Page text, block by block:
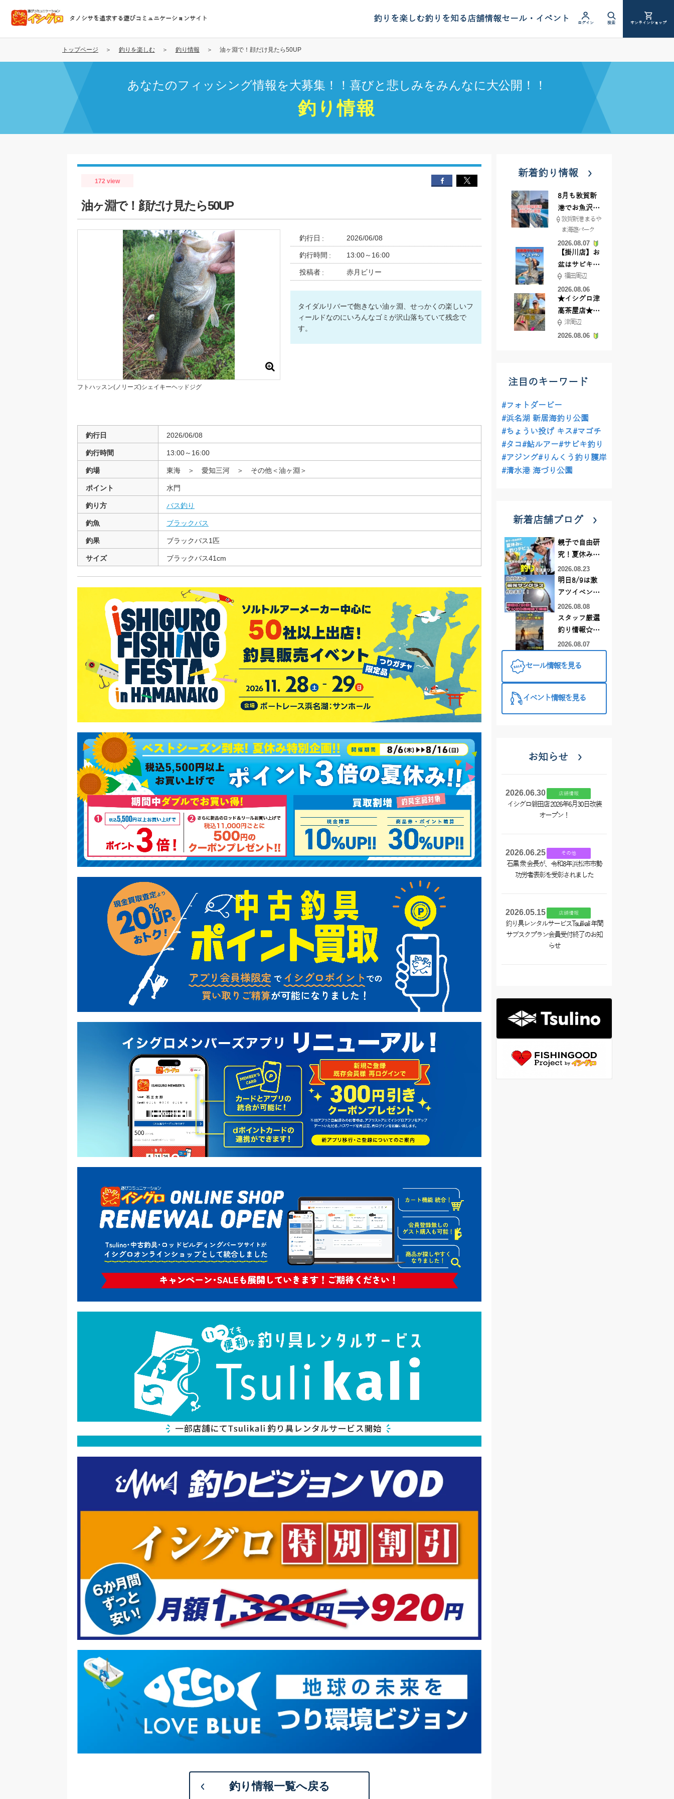
コ
テ
タノシサを追求する遊びコミュニケーションサイト 釣りを楽しむ釣りを知る店舗情報セール・イベント ログイン 検索 オンラインショップ
トップページ 釣りを楽しむ 釣り情報 油ヶ淵で！顔だけ見たら50UP
あなたのフィッシング情報を大募集！！喜びと悲しみをみんなに大公開！！
釣り情報
172 view
油ヶ淵で！顔だけ見たら50UP
フトハッスン(ノリーズ)シェイキーヘッドジグ
釣行日 2026/06/08
釣行時間 13:00～16:00
投稿者 赤月ビリー
タイダルリバーで飽きない油ヶ淵、せっかくの楽しいフ
ィールドなのにいろんなゴミが沢山落ちていて残念で
す。
釣行日 2026/06/08
釣行時間 13:00～16:00
釣場 東海 ＞ 愛知三河 ＞ その他＜油ヶ淵＞
ポイント 水門
釣り方 バス釣り
釣魚 ブラックバス
釣果 ブラックバス1匹
サイズ ブラックバス41cm
釣り情報一覧へ戻る
新着釣り情報
8月も敦賀新
港でお魚沢山
♪ イシグロ彦
根店
敦賀新港 まるや
ま海遊パーク
2026.08.07
【掛川店】お
盆はサビキ釣
りいきません
か?
福田周辺
2026.08.06
★イシグロ津
高茶屋店★津
近郊ハゼ釣れ
てます！
津周辺
2026.08.06
注目のキーワード
#フォトダービー
#浜名湖 新居海釣り公園
#ちょうい投げ キス#マゴチ
#タコ#鮎ルアー#サビキ釣り
#アジング#りんくう釣り護岸
#清水港 海づり公園
新着店舗ブログ
親子で自由研
究！夏休みに
釣りデビュー
2026.08.23
明日8/9は激
アツイベント
日！！！～オ
ーダー偏光グ
ラス受注会～
2026.08.08
スタッフ厳選
釣り情報☆彡
連休は何釣り
♪【イシグロ
2026.08.07
セール情報を見る
イベント情報を見る
お知らせ
2026.06.30 店舗情報
イシグロ磐田店 2026年6月30日改装
オープン！
2026.06.25 その他
石黒 衆 会長が、令和8年浜松市市勢
功労者表彰を受彰されました
2026.05.15 店舗情報
釣り具レンタルサービスTsulikali 年間
サブスクプラン会員受付終了のお知
らせ